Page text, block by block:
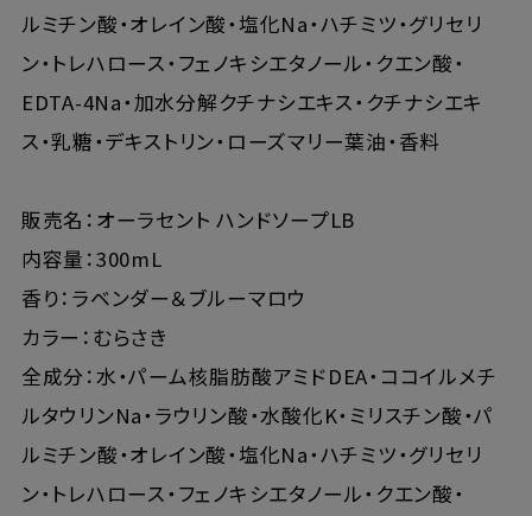
ルミチン酸・オレイン酸・塩化Na・ハチミツ・グリセリ
ン・トレハロース・フェノキシエタノール・クエン酸・
EDTA-4Na・加水分解クチナシエキス・クチナシエキ
ス・乳糖・デキストリン・ローズマリー葉油・香料
販売名：オーラセント ハンドソープLB
内容量：300mL
香り：ラベンダー＆ブルーマロウ
カラー：むらさき
全成分：水・パーム核脂肪酸アミドDEA・ココイルメチ
ルタウリンNa・ラウリン酸・水酸化K・ミリスチン酸・パ
ルミチン酸・オレイン酸・塩化Na・ハチミツ・グリセリ
ン・トレハロース・フェノキシエタノール・クエン酸・